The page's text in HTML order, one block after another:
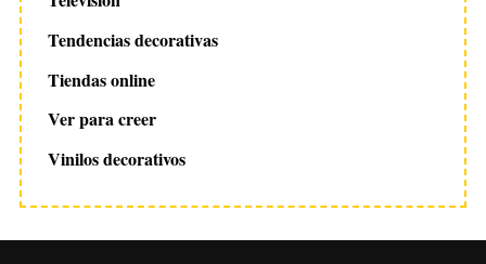
Tendencias decorativas
Tiendas online
Ver para creer
Vinilos decorativos